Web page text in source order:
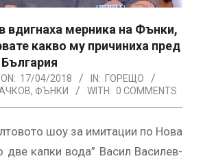
вдигнаха мерника на Фънки,
какво му причиниха пред
ON: 17/04/2018 IN: ГОРЕЩО
, ФЪНКИ WITH: 0 COMMENTS
шоу за имитации по Нова
две капки вода” Васил Василев-